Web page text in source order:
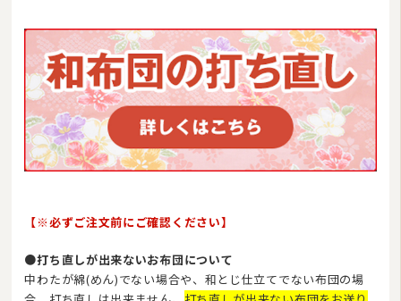
【※必ずご注文前にご確認ください】
●打ち直しが出来ないお布団について
中わたが綿(めん)でない場合や、和とじ仕立てでない布団の場